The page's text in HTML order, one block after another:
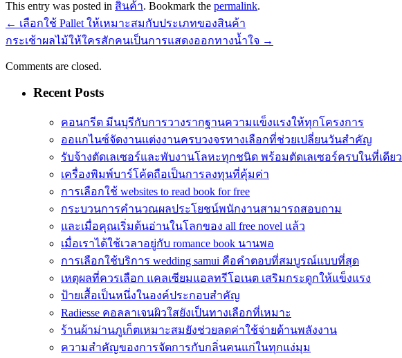
This entry was posted in สินค้า. Bookmark the permalink.
← เลือกใช้ Pallet ให้เหมาะสมกับประเภทของสินค้า
กระเช้าผลไม้ให้ใครสักคนเป็นการแสดงออกทางน้ำใจ →
Comments are closed.
Recent Posts
คอนกรีต มีนบุรีกับการวางรากฐานความแข็งแรงให้ทุกโครงการ
ออแกไนซ์จัดงานแต่งงานครบวงจรทางเลือกที่ช่วยเปลี่ยนวันสำคัญ
รับจ้างตัดเลเซอร์และพับงานโลหะทุกชนิด พร้อมตัดเลเซอร์ครบในที่เดียว
เครื่องพิมพ์บาร์โค้ดถือเป็นการลงทุนที่คุ้มค่า
การเลือกใช้ websites to read book for free
กระบวนการคำนวณผลประโยชน์พนักงานสามารถสอบถาม
และเมื่อคุณเริ่มต้นอ่านในโลกของ all free novel แล้ว
เมื่อเราได้ใช้เวลาอยู่กับ romance book นานพอ
การเลือกใช้บริการ wedding samui คือคำตอบที่สมบูรณ์แบบที่สุด
เหตุผลที่ควรเลือก แคลเซียมแอลทรีโอเนต เสริมกระดูกให้แข็งแรง
ป้ายเสื้อเป็นหนึ่งในองค์ประกอบสำคัญ
Radiesse คอลลาเจนผิวใสยังเป็นทางเลือกที่เหมาะ
ร้านผ้าม่านภูเก็ตเหมาะสมยังช่วยลดค่าใช้จ่ายด้านพลังงาน
ความสำคัญของการจัดการกับกลิ่นคนแก่ในทุกแง่มุม